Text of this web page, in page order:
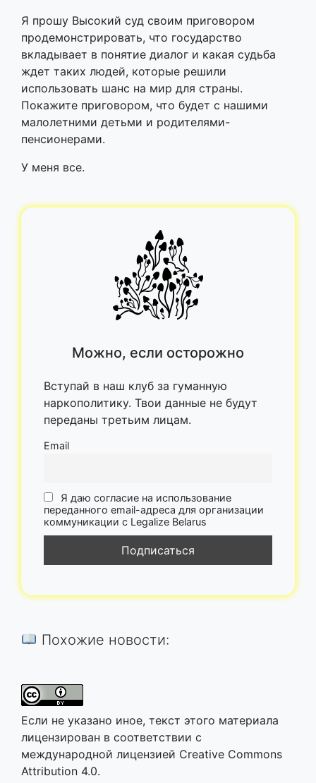
Я прошу Высокий суд своим приговором
продемонстрировать, что государство
вкладывает в понятие диалог и какая судьба
ждет таких людей, которые решили
использовать шанс на мир для страны.
Покажите приговором, что будет с нашими
малолетними детьми и родителями-
пенсионерами.
У меня все.
Можно, если осторожно
Вступай в наш клуб за гуманную
наркополитику. Твои данные не будут
переданы третьим лицам.
Email
Я даю согласие на использование
переданного email-адреса для организации
коммуникации с Legalize Belarus
Похожие новости:
Если не указано иное, текст этого материала
лицензирован в соответствии с
международной лицензией Creative Commons
Attribution 4.0.